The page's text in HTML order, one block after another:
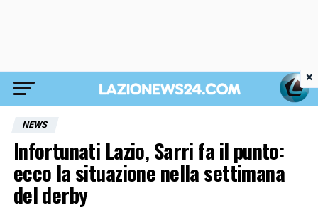
NEWS
Infortunati Lazio, Sarri fa il punto:
ecco la situazione nella settimana
del derby
×